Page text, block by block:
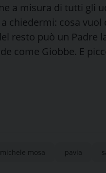
a misura di tutti gli
chiedermi: cosa vuol
resto può un Padre
come Giobbe. E
mosa pavia